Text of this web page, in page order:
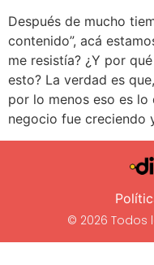
Después de mucho
contenido”, acá
me resistía? ¿Y por
esto? La verdad es
por lo menos eso es lo
negocio fue creciendo
© 2026 Todos